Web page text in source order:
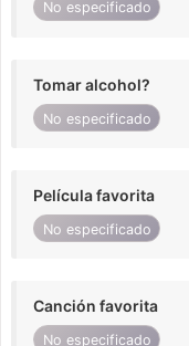
No especificado
Tomar alcohol?
No especificado
Película favorita
No especificado
Canción favorita
No especificado